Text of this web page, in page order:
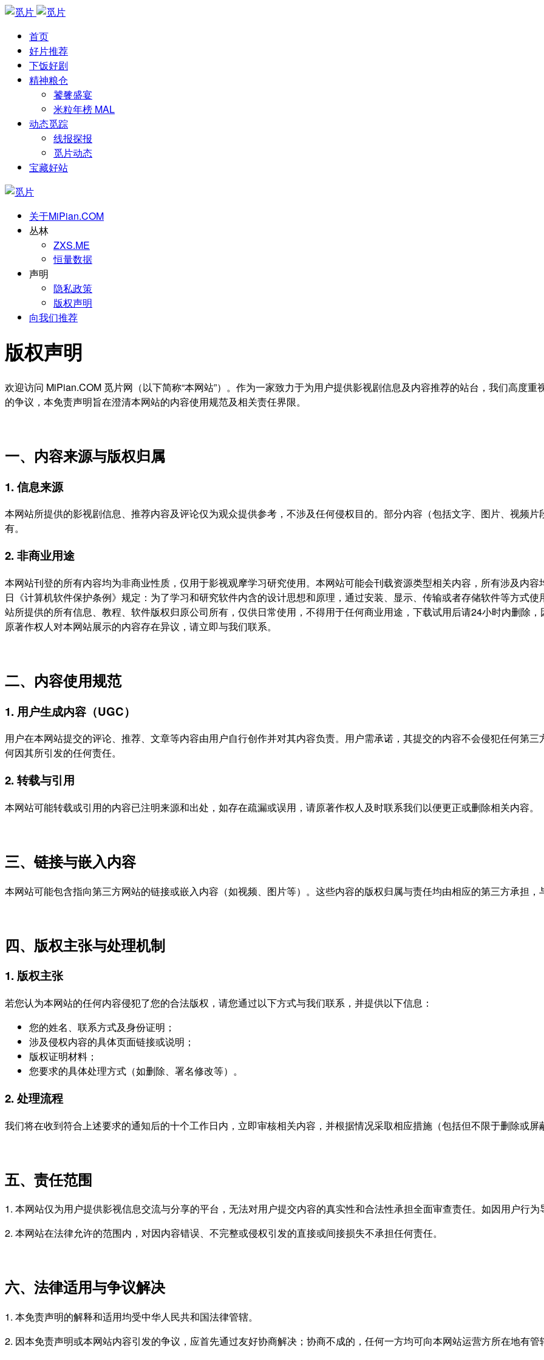
首页
好片推荐
下饭好剧
精神粮仓
饕餮盛宴
米粒年榜 MAL
动态觅踪
线报探报
觅片动态
宝藏好站
关于MiPian.COM
丛林
ZXS.ME
恒量数据
声明
隐私政策
版权声明
向我们推荐
版权声明
欢迎访问 MiPian.COM 觅片网（以下简称“本网站”）。作为一家致力于为用户提供影视剧信息及内容推荐的站台，我们高度
的争议，本免责声明旨在澄清本网站的内容使用规范及相关责任界限。
一、内容来源与版权归属
1. 信息来源
本网站所提供的影视剧信息、推荐内容及评论仅为观众提供参考，不涉及任何侵权目的。部分内容（包括文字、图片、视频
有。
2. 非商业用途
本网站刊登的所有内容均为非商业性质，仅用于影视观摩学习研究使用。本网站可能会刊载资源类型相关内容，所有涉及内
日《计算机软件保护条例》规定：为了学习和研究软件内含的设计思想和原理，通过安装、显示、传输或者存储软件等方式
站所提供的所有信息、教程、软件版权归原公司所有，仅供日常使用，不得用于任何商业用途，下载试用后请24小时内删除
原著作权人对本网站展示的内容存在异议，请立即与我们联系。
二、内容使用规范
1. 用户生成内容（UGC）
用户在本网站提交的评论、推荐、文章等内容由用户自行创作并对其内容负责。用户需承诺，其提交的内容不会侵犯任何第
何因其所引发的任何责任。
2. 转载与引用
本网站可能转载或引用的内容已注明来源和出处，如存在疏漏或误用，请原著作权人及时联系我们以便更正或删除相关内容。
三、链接与嵌入内容
本网站可能包含指向第三方网站的链接或嵌入内容（如视频、图片等）。这些内容的版权归属与责任均由相应的第三方承担，
四、版权主张与处理机制
1. 版权主张
若您认为本网站的任何内容侵犯了您的合法版权，请您通过以下方式与我们联系，并提供以下信息：
您的姓名、联系方式及身份证明；
涉及侵权内容的具体页面链接或说明；
版权证明材料；
您要求的具体处理方式（如删除、署名修改等）。
2. 处理流程
我们将在收到符合上述要求的通知后的十个工作日内，立即审核相关内容，并根据情况采取相应措施（包括但不限于删除或屏
五、责任范围
1. 本网站仅为用户提供影视信息交流与分享的平台，无法对用户提交内容的真实性和合法性承担全面审查责任。如因用户行为
2. 本网站在法律允许的范围内，对因内容错误、不完整或侵权引发的直接或间接损失不承担任何责任。
六、法律适用与争议解决
1. 本免责声明的解释和适用均受中华人民共和国法律管辖。
2. 因本免责声明或本网站内容引发的争议，应首先通过友好协商解决；协商不成的，任何一方均可向本网站运营方所在地有管